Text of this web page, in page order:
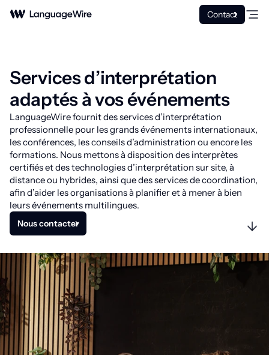
Contact
Services d’interprétation
adaptés à vos événements
LanguageWire fournit des services d’interprétation
professionnelle pour les grands événements internationaux,
les conférences, les conseils d’administration ou encore les
formations. Nous mettons à disposition des interprètes
certifiés et des technologies d’interprétation sur site, à
distance ou hybrides, ainsi que des services de coordination,
afin d’aider les organisations à planifier et à mener à bien
leurs événements multilingues.
Nous contacter